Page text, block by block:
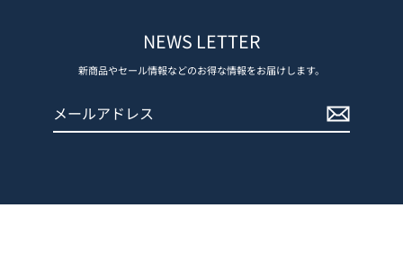
NEWS LETTER
新商品やセール情報などのお得な情報をお届けします。